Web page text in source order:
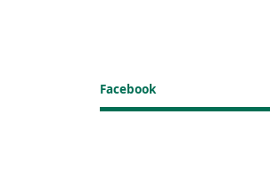
Facebook